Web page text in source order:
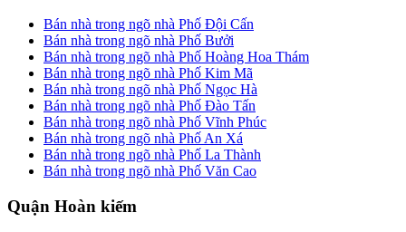
Bán nhà trong ngõ nhà Phố Đội Cấn
Bán nhà trong ngõ nhà Phố Bưởi
Bán nhà trong ngõ nhà Phố Hoàng Hoa Thám
Bán nhà trong ngõ nhà Phố Kim Mã
Bán nhà trong ngõ nhà Phố Ngọc Hà
Bán nhà trong ngõ nhà Phố Đào Tấn
Bán nhà trong ngõ nhà Phố Vĩnh Phúc
Bán nhà trong ngõ nhà Phố An Xá
Bán nhà trong ngõ nhà Phố La Thành
Bán nhà trong ngõ nhà Phố Văn Cao
Quận Hoàn kiếm